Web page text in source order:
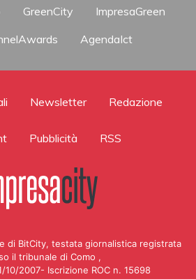
GreenCity
ImpresaGreen
AgendaIct
Newsletter Redazione
Pubblicità RSS
di BitCity, testata giornalistica registrata
il tribunale di Como ,
10/2007- Iscrizione ROC n. 15698